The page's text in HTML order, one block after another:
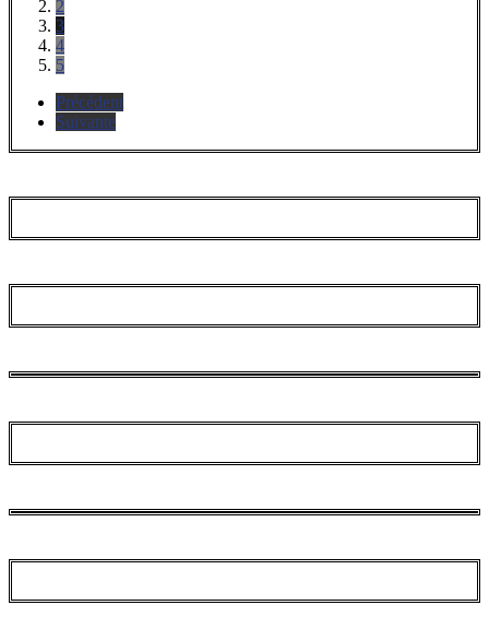
2
3
4
5
Précédent
Suivante